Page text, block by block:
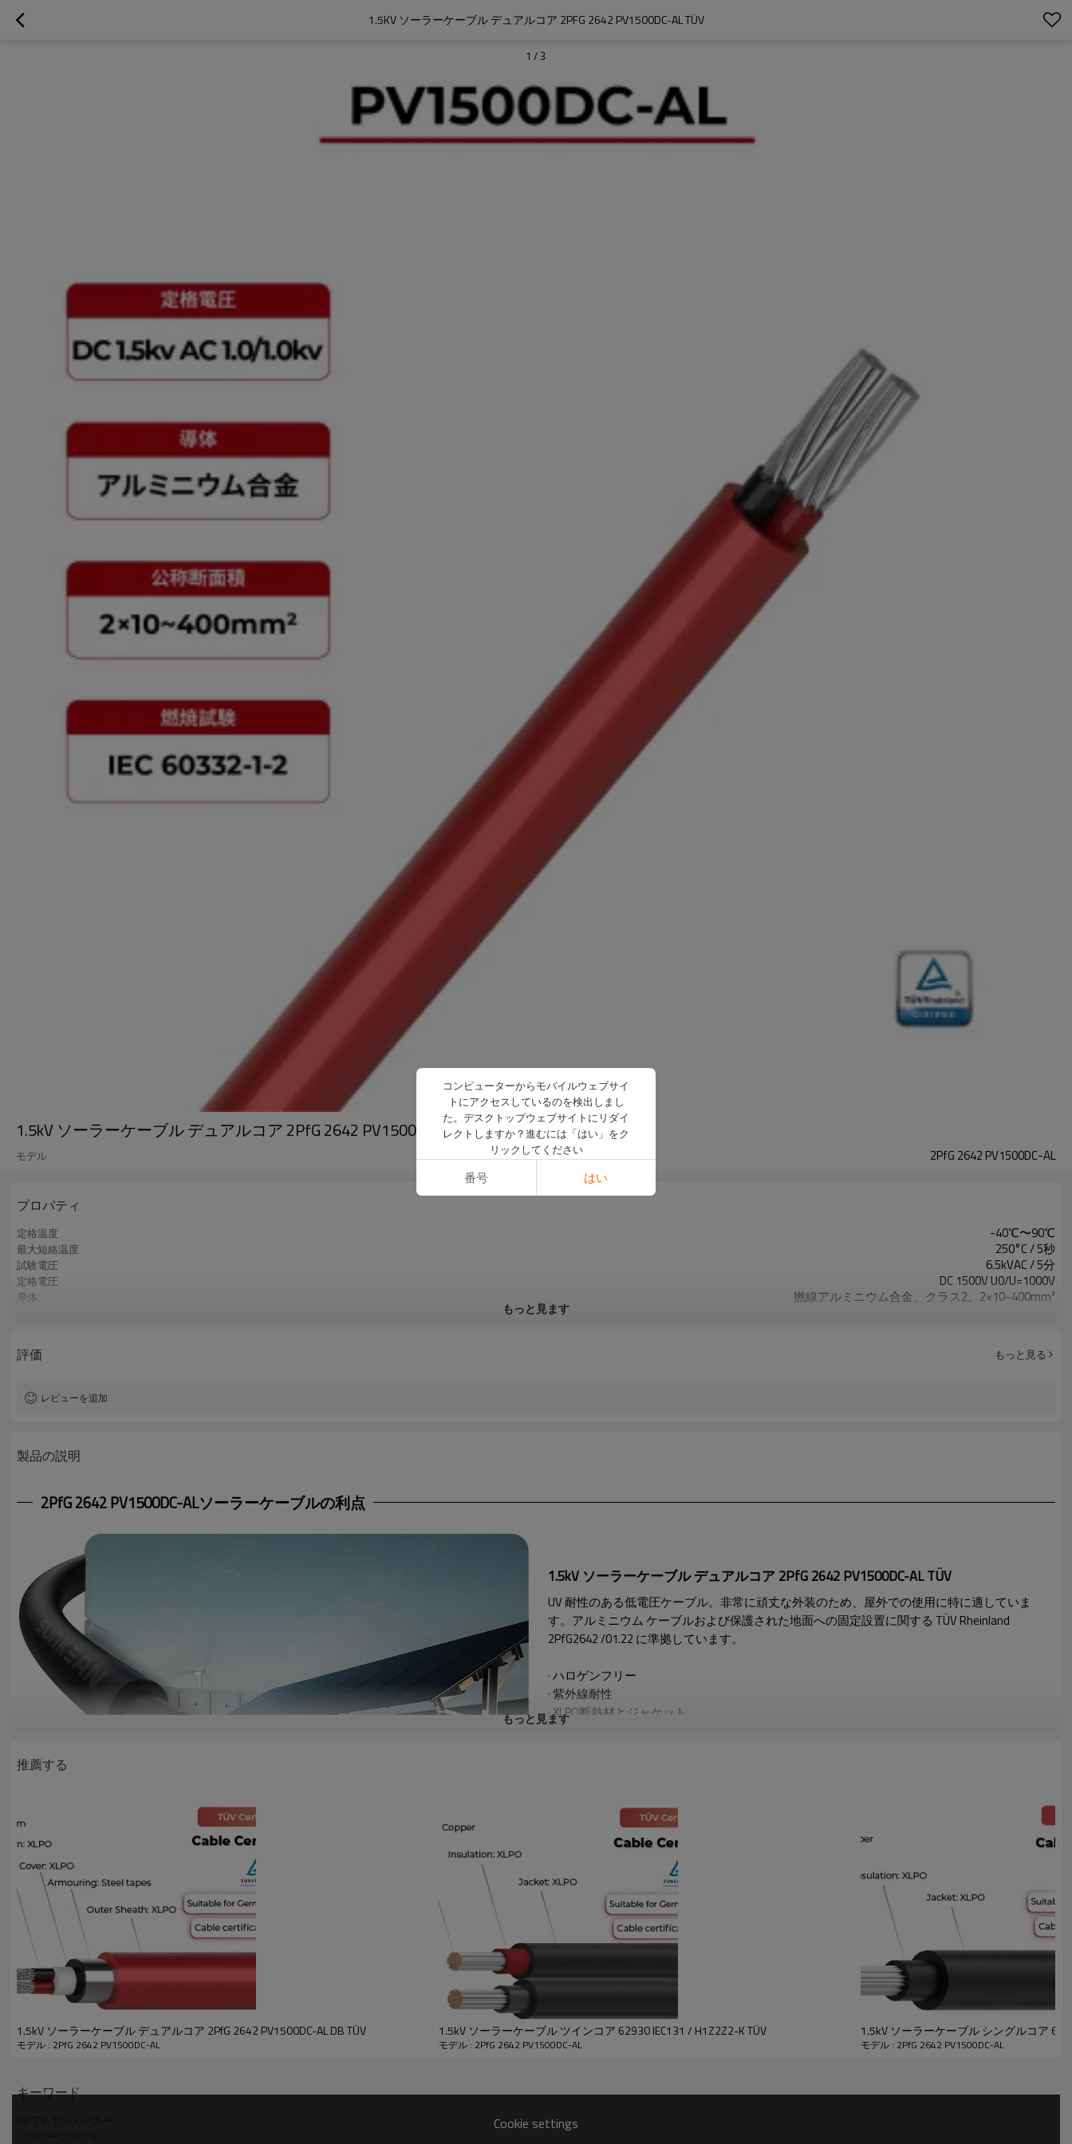
1.5KV ソーラーケーブル デュアルコア 2PFG 2642 PV1500DC-AL TÜV
1 /3
1.5kV ソーラーケーブル デュアルコア 2PfG 2642 PV1500DC-AL TÜV
モデル 2PfG 2642 PV1500DC-AL
プロパティ
定格温度 -40℃〜90℃
最大短絡温度 250°C / 5秒
試験電圧 6.5kVAC / 5分
定格電圧 DC 1500V U0/U=1000V
導体 撚線アルミニウム合金、クラス2、2×10~400mm²
炎試験
もっと見ます
評価 もっと見る
レビューを追加
製品の説明
2PfG 2642 PV1500DC-ALソーラーケーブルの利点
1.5kV ソーラーケーブル デュアルコア 2PfG 2642 PV1500DC-AL TÜV
UV 耐性のある低電圧ケーブル。非常に頑丈な外装のため、屋外での使用に特に適していま
す。 アルミニウム ケーブルおよび保護された地面への固定設置に関する TÜV Rheinland
2PfG2642 /01.22 に準拠しています。
· ハロゲンフリー
· 紫外線耐性
· XLPO断熱材とジャケット
· シンプルなフィード、
2PfG 2642 PV1500DC-AL ソーラーケーブル技術データ
定格温度
-40℃〜90℃
最大短絡温度
250°C / 5秒
試験電圧
6.5kVAC / 5分
定格電圧
直流1500V
U0/U=1000V
2PfG 2642 PV1500DC-AL ソーラーケーブル 製品説明
ケーブル名
(mm²)
(ミリメートル)
(ミリメートル)
さ
(ミリメートル)
(Ώ/km、20°C)
13.20
もっと見ます
推薦する
1.5kV ソーラーケーブル デュアルコア 2PfG 2642 PV1500DC-AL DB TÜV
モデル : 2PfG 2642 PV1500DC-AL
1.5kV ソーラーケーブル ツインコア 62930 IEC131 / H1Z2Z2-K TÜV
モデル : 2PfG 2642 PV1500DC-AL
1.5kV ソーラーケーブル シングルコア
モデル : 2PfG 2642 PV1500DC-AL
キーワード
Cookie settings
コンピューターからモバイルウェブサイ
トにアクセスしているのを検出しまし
た。デスクトップウェブサイトにリダイ
レクトしますか？進むには「はい」をク
リックしてください
番号 はい